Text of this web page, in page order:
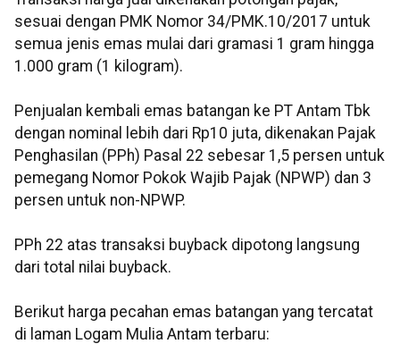
sesuai dengan PMK Nomor 34/PMK.10/2017 untuk
semua jenis emas mulai dari gramasi 1 gram hingga
1.000 gram (1 kilogram).
Penjualan kembali emas batangan ke PT Antam Tbk
dengan nominal lebih dari Rp10 juta, dikenakan Pajak
Penghasilan (PPh) Pasal 22 sebesar 1,5 persen untuk
pemegang Nomor Pokok Wajib Pajak (NPWP) dan 3
persen untuk non-NPWP.
PPh 22 atas transaksi buyback dipotong langsung
dari total nilai buyback.
Berikut harga pecahan emas batangan yang tercatat
di laman Logam Mulia Antam terbaru: